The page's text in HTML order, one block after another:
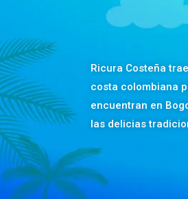
Ricura Costeña
costa colombiana
encuentran en
las delicias